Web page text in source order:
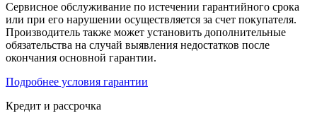
Сервисное обслуживание по истечении гарантийного срока
или при его нарушении осуществляется за счет покупателя.
Производитель также может установить дополнительные
обязательства на случай выявления недостатков после
окончания основной гарантии.
Подробнее условия гарантии
Кредит и рассрочка